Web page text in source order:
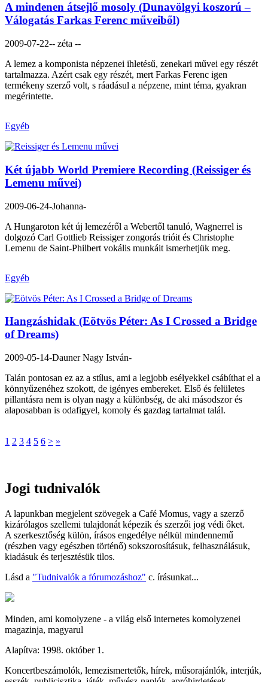
A mindenen átsejlő mosoly (Dunavölgyi koszorú –
Válogatás Farkas Ferenc műveiből)
2009-07-22-- zéta --
A lemez a komponista népzenei ihletésű, zenekari művei egy részét
tartalmazza. Azért csak egy részét, mert Farkas Ferenc igen
termékeny szerző volt, s ráadásul a népzene, mint téma, gyakran
megérintette.
Egyéb
Két újabb World Premiere Recording (Reissiger és
Lemenu művei)
2009-06-24-Johanna-
A Hungaroton két új lemezéről a Webertől tanuló, Wagnerrel is
dolgozó Carl Gottlieb Reissiger zongorás trióit és Christophe
Lemenu de Saint-Philbert vokális munkáit ismerhetjük meg.
Egyéb
Hangzáshidak (Eötvös Péter: As I Crossed a Bridge
of Dreams)
2009-05-14-Dauner Nagy István-
Talán pontosan ez az a stílus, ami a legjobb esélyekkel csábíthat el a
könnyűzenéhez szokott, de igényes embereket. Első és felületes
pillantásra nem is olyan nagy a különbség, de aki másodszor és
alaposabban is odafigyel, komoly és gazdag tartalmat talál.
1 2 3 4 5 6 > »
Jogi tudnivalók
A lapunkban megjelent szövegek a Café Momus, vagy a szerző
kizárólagos szellemi tulajdonát képezik és szerzői jog védi őket.
A szerkesztőség külön, írásos engedélye nélkül mindennemű
(részben vagy egészben történő) sokszorosításuk, felhasználásuk,
kiadásuk és terjesztésük tilos.
Lásd a "Tudnivalók a fórumozáshoz" c. írásunkat...
Minden, ami komolyzene - a világ első internetes komolyzenei
magazinja, magyarul
Alapítva: 1998. október 1.
Koncertbeszámolók, lemezismertetők, hírek, műsorajánlók, interjúk,